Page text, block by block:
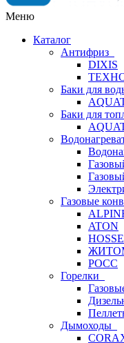
Меню
Каталог
Антифриз
DIXIS
Баки для
Баки для
Газовые
ATON
РОСС
Горелки
Дымоходы